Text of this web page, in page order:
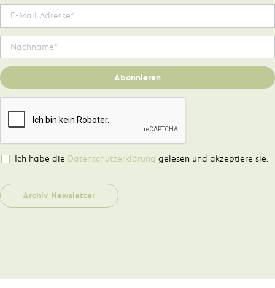
Abonnieren
Ich habe die Datenschutzerklärung gelesen und akzeptiere sie.
Archiv Newsletter